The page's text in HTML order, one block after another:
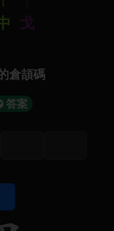
戈
倉頡碼
答案